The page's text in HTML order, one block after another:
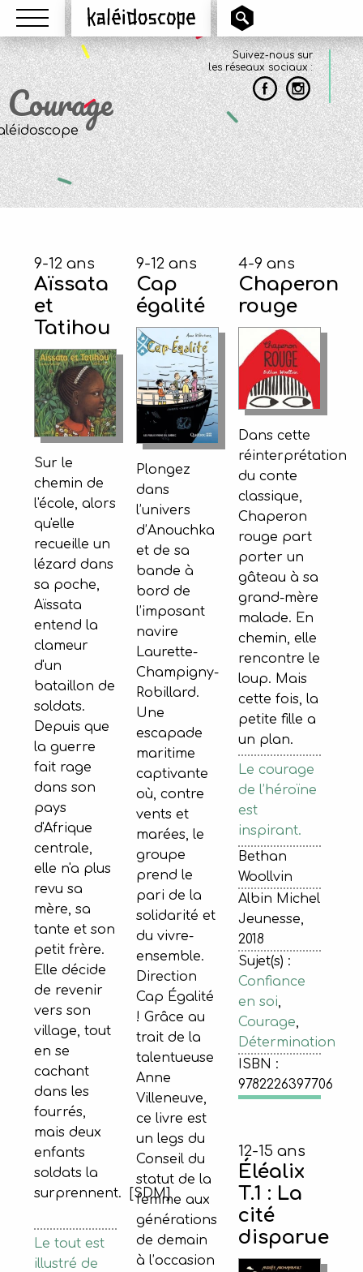
Menu Kaléidoscope
Suivez-nous sur
les réseaux sociaux :
Courage
9-12 ans
Aïssata
et
Tatihou
Sur le
chemin de
l'école, alors
qu'elle
recueille un
lézard dans
sa poche,
Aïssata
entend la
clameur
d'un
bataillon de
soldats.
Depuis que
la guerre
fait rage
dans son
pays
d'Afrique
centrale,
elle n'a plus
revu sa
mère, sa
tante et son
petit frère.
Elle décide
de revenir
vers son
village, tout
en se
cachant
dans les
fourrés,
mais deux
enfants
soldats la
surprennent. [SDM]
Le tout est
illustré de
9-12 ans
Cap
égalité
Plongez
dans
l’univers
d’Anouchka
et de sa
bande à
bord de
l’imposant
navire
Laurette-
Champigny-
Robillard.
Une
escapade
maritime
captivante
où, contre
vents et
marées, le
groupe
prend le
pari de la
solidarité et
du vivre-
ensemble.
Direction
Cap Égalité
! Grâce au
trait de la
talentueuse
Anne
Villeneuve,
ce livre est
un legs du
Conseil du
statut de la
femme aux
générations
de demain
à l’occasion
4-9 ans
Chaperon
rouge
Dans cette
réinterprétation
du conte
classique,
Chaperon
rouge part
porter un
gâteau à sa
grand-mère
malade. En
chemin, elle
rencontre le
loup. Mais
cette fois, la
petite fille a
un plan.
Le courage
de l’héroïne
est
inspirant.
Bethan
Woollvin
Albin Michel
Jeunesse,
2018
Sujet(s) :
Confiance
en soi,
Courage,
Détermination
ISBN :
9782226397706
12-15 ans
Éléalix
T.1 : La
cité
disparue